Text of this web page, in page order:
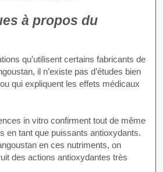
à propos du
qu’utilisent certains fabricants de
il n’existe pas d’études bien
qui expliquent les effets médicaux
in vitro confirment tout de même
en tant que puissants antioxydants.
en ces nutriments, on
des actions antioxydantes très